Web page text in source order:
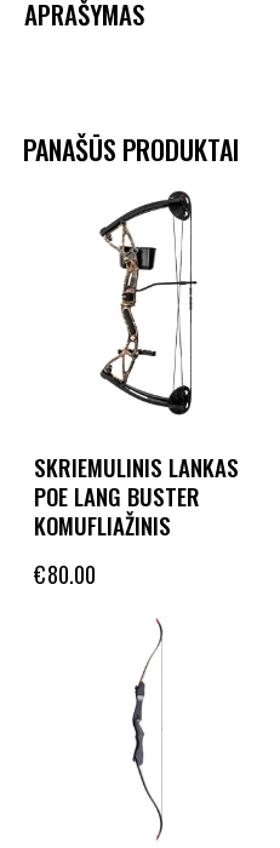
APRAŠYMAS
PANAŠŪS PRODUKTAI
SKRIEMULINIS LANKAS
POE LANG BUSTER
KOMUFLIAŽINIS
€80.00